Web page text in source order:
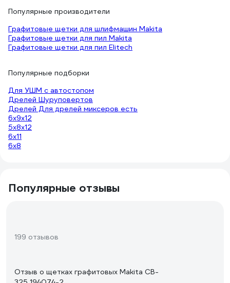
Популярные производители
Графитовые щетки для шлифмашин Makita
Графитовые щетки для пил Makita
Графитовые щетки для пил Elitech
Популярные подборки
Для УШМ с автостопом
Дрелей Шуруповертов
Дрелей Для дрелей миксеров есть
6х9х12
5х8х12
6х11
6х8
Популярные отзывы
199 отзывов
Отзыв о щетках графитовых Makita CB-